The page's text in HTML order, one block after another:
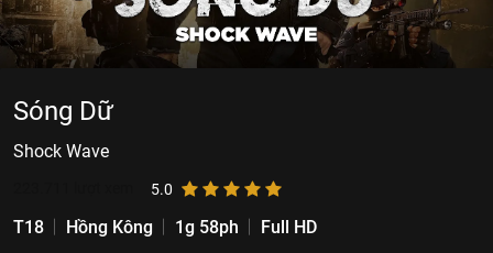
Sóng Dữ
Shock Wave
5.0
T18 Hồng Kông 1g 58ph
Full HD